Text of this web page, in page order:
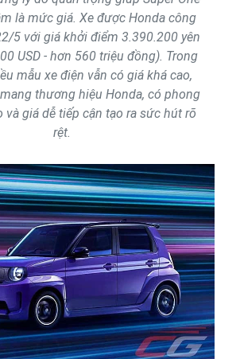
là mức giá. Xe được Honda công
5 với giá khởi điểm 3.390.200 yên
USD - hơn 560 triệu đồng). Trong
mẫu xe điện vẫn có giá khá cao,
thương hiệu Honda, có phong
và giá dễ tiếp cận tạo ra sức hút rõ
rệt.